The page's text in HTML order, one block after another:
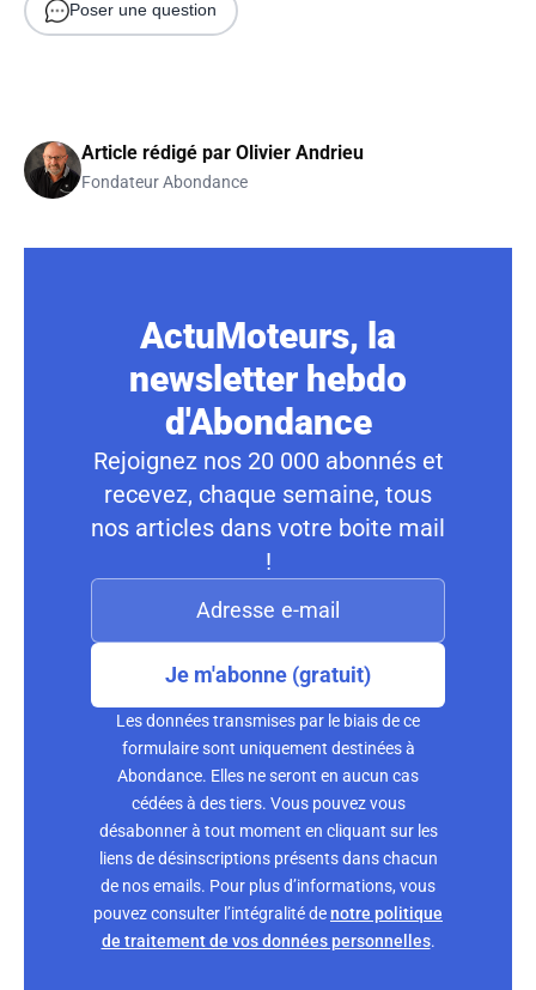
Poser une question
Article rédigé par Olivier Andrieu
Fondateur Abondance
ActuMoteurs, la
newsletter hebdo
d'Abondance
Rejoignez nos 20 000 abonnés et
recevez, chaque semaine, tous
nos articles dans votre boite mail
!
Je m'abonne (gratuit)
Les données transmises par le biais de ce
formulaire sont uniquement destinées à
Abondance. Elles ne seront en aucun cas
cédées à des tiers. Vous pouvez vous
désabonner à tout moment en cliquant sur les
liens de désinscriptions présents dans chacun
de nos emails. Pour plus d’informations, vous
pouvez consulter l’intégralité denotre politique
de traitement de vos données personnelles.